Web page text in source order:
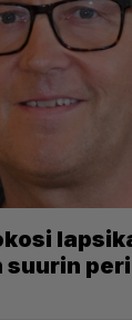
suurin